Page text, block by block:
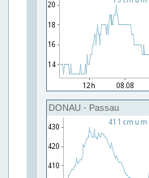
DONAU - Passau